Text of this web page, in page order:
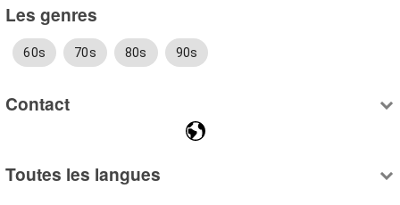
Les genres
60s 70s 80s 90s
Contact
Toutes les langues